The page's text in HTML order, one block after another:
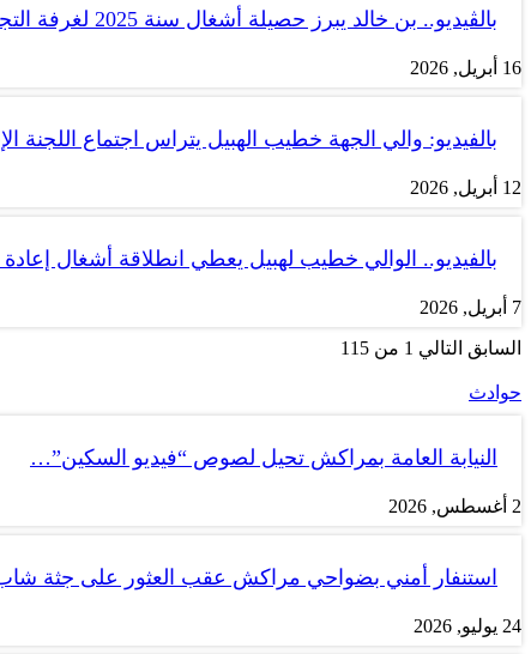
بالڤيديو.. بن خالد يبرز حصيلة أشغال سنة 2025 لغرفة التجارة والصناعة…
16 أبريل, 2026
بالفيديو: والي الجهة خطيب الهبيل يتراس اجتماع اللجنة
12 أبريل, 2026
بالفيديو.. الوالي خطيب لهبيل يعطي انطلاقة أشغال
7 أبريل, 2026
السابق التالي 1 من 115
حوادث
النيابة العامة بمراكش تحيل لصوص “فيديو السكين”…
2 أغسطس, 2026
استنفار أمني بضواحي مراكش عقب العثور على جثة
24 يوليو, 2026